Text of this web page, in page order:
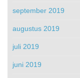
september 2019
augustus 2019
juli 2019
juni 2019